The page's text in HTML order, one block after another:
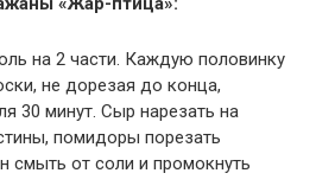
на 2 части. Каждую половинку
не дорезая до конца,
30 минут. Сыр нарезать на
помидоры порезать
смыть от соли и промокнуть